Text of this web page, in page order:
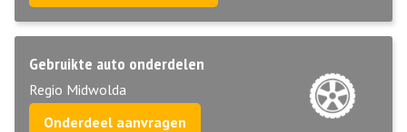
Gebruikte auto onderdelen
Regio Midwolda
Onderdeel aanvragen